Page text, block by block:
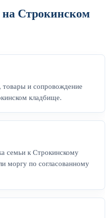
на Строкинском
и сопровождение
кладбище.
семьи к Строкинскому
моргу по согласованному